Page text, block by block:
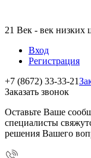
21 Век - век низких
Вход
Регистрация
+7 (8672) 33-33-21
Заказать звонок
Оставьте Ваше
специалисты
решения Вашего